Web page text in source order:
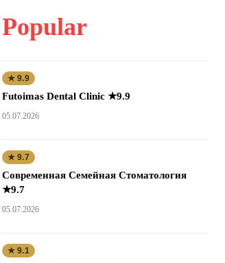
Popular
★ 9.9
Futoimas Dental Clinic ★9.9
05.07.2026
★ 9.7
Современная Семейная Стоматология
★9.7
05.07.2026
★ 9.1